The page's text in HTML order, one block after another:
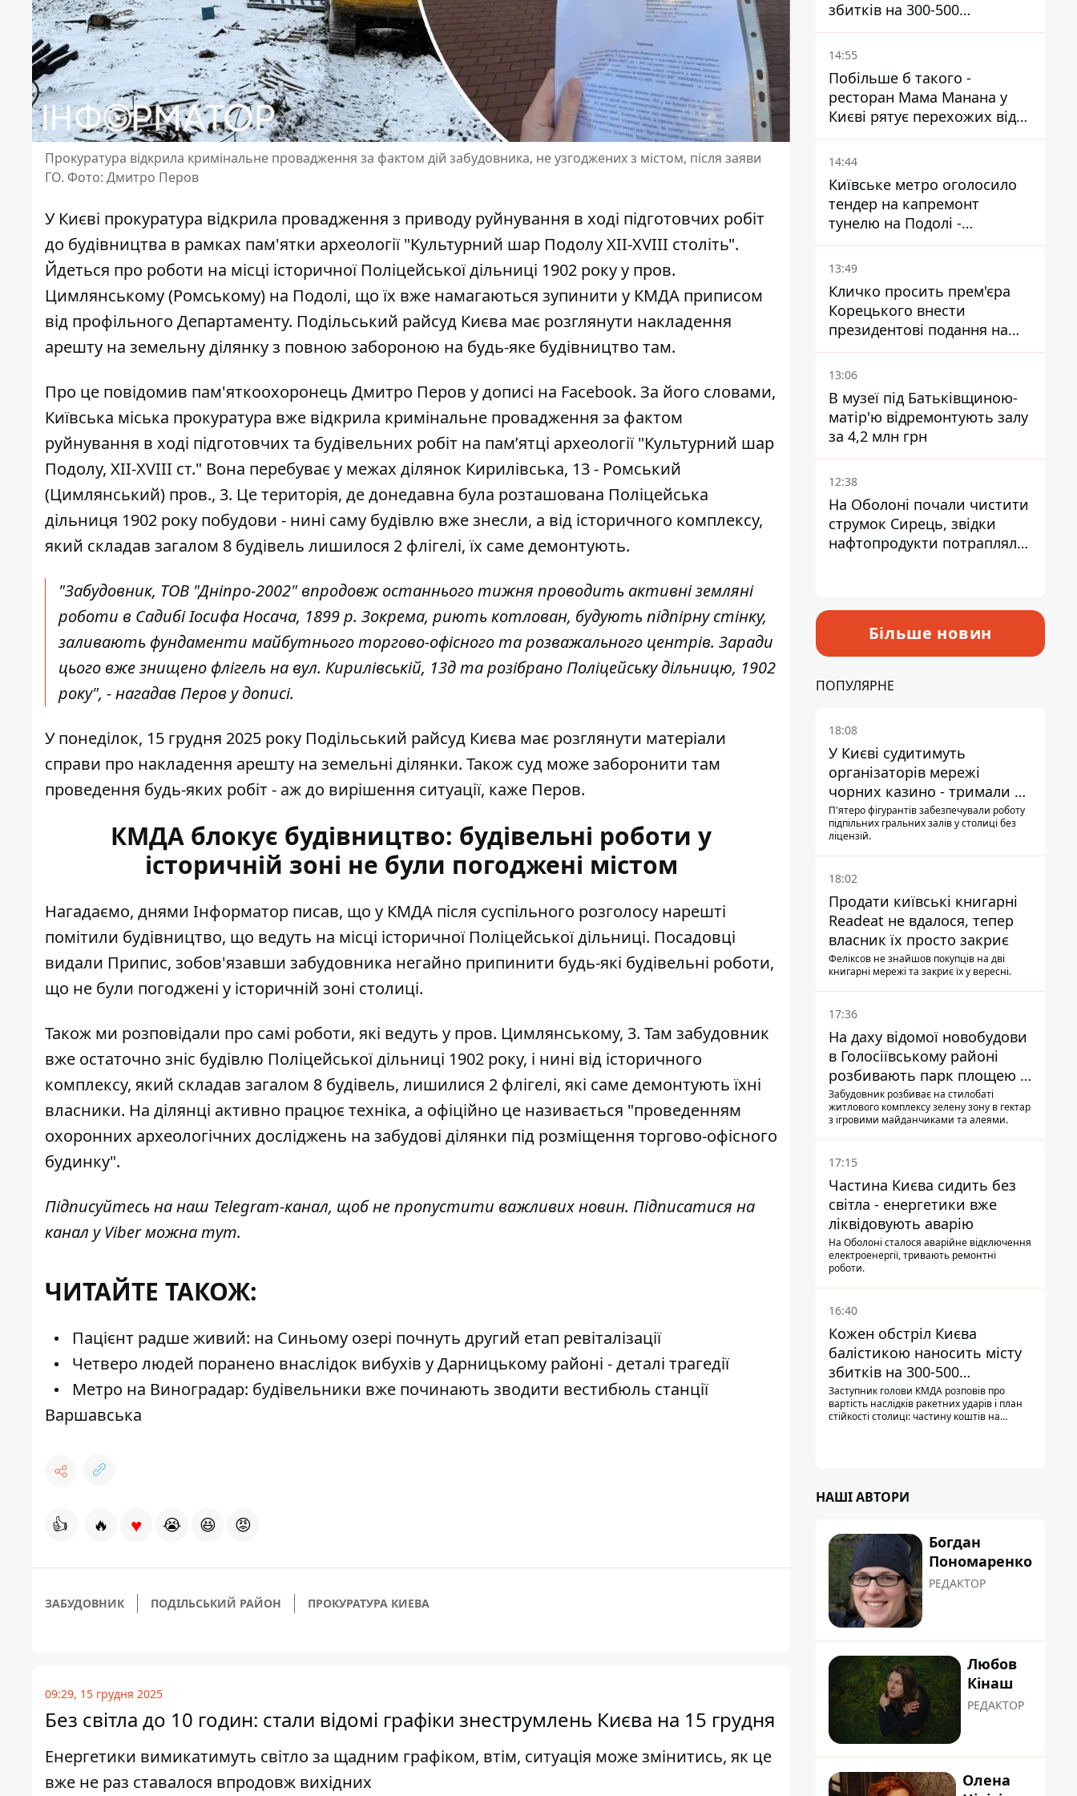
Прокуратура відкрила кримінальне провадження за фактом дій забудовника, не узгоджених з містом, після заяви
ГО. Фото: Дмитро Перов
У Києві прокуратура відкрила провадження з приводу руйнування в ході підготовчих робіт
до будівництва в рамках пам'ятки археології "Культурний шар Подолу XII-XVIII століть".
Йдеться про роботи на місці історичної Поліцейської дільниці 1902 року у пров.
Цимлянському (Ромському) на Подолі, що їх вже намагаються зупинити у КМДА приписом
від профільного Департаменту. Подільський райсуд Києва має розглянути накладення
арешту на земельну ділянку з повною забороною на будь-яке будівництво там.
Про це повідомив пам'яткоохоронець Дмитро Перов у дописі на Facebook. За його словами,
Київська міська прокуратура вже відкрила кримінальне провадження за фактом
руйнування в ході підготовчих та будівельних робіт на памʼятці археології "Культурний шар
Подолу, XII-XVIII ст." Вона перебуває у межах ділянок Кирилівська, 13 - Ромський
(Цимлянський) пров., 3. Це територія, де донедавна була розташована Поліцейська
дільниця 1902 року побудови - нині саму будівлю вже знесли, а від історичного комплексу,
який складав загалом 8 будівель лишилося 2 флігелі, їх саме демонтують.
"Забудовник, ТОВ "Дніпро-2002" впродовж останнього тижня проводить активні земляні
роботи в Садибі Іосифа Носача, 1899 р. Зокрема, риють котлован, будують підпірну стінку,
заливають фундаменти майбутнього торгово-офісного та розважального центрів. Заради
цього вже знищено флігель на вул. Кирилівській, 13д та розібрано Поліцейську дільницю, 1902
року", - нагадав Перов у дописі.
У понеділок, 15 грудня 2025 року Подільський райсуд Києва має розглянути матеріали
справи про накладення арешту на земельні ділянки. Також суд може заборонити там
проведення будь-яких робіт - аж до вирішення ситуації, каже Перов.
КМДА блокує будівництво: будівельні роботи у
історичній зоні не були погоджені містом
Нагадаємо, днями Інформатор писав, що у КМДА після суспільного розголосу нарешті
помітили будівництво, що ведуть на місці історичної Поліцейської дільниці. Посадовці
видали Припис, зобов'язавши забудовника негайно припинити будь-які будівельні роботи,
що не були погоджені у історичній зоні столиці.
Також ми розповідали про самі роботи, які ведуть у пров. Цимлянському, 3. Там забудовник
вже остаточно зніс будівлю Поліцейської дільниці 1902 року, і нині від історичного
комплексу, який складав загалом 8 будівель, лишилися 2 флігелі, які саме демонтують їхні
власники. На ділянці активно працює техніка, а офіційно це називається "проведенням
охоронних археологічних досліджень на забудові ділянки під розміщення торгово-офісного
будинку".
Підписуйтесь на наш Telegram-канал, щоб не пропустити важливих новин. Підписатися на
канал у Viber можнатут.
ЧИТАЙТЕ ТАКОЖ:
Пацієнт радше живий: на Синьому озері почнуть другий етап ревіталізації
Четверо людей поранено внаслідок вибухів у Дарницькому районі - деталі трагедії
Метро на Виноградар: будівельники вже починають зводити вестибюль станції
Варшавська
👍 🔥 ♥ 😭 😆 😡
ЗАБУДОВНИК ПОДІЛЬСЬКИЙ РАЙОН ПРОКУРАТУРА КИЕВА
09:29, 15 грудня 2025
Без світла до 10 годин: стали відомі графіки знеструмлень Києва на 15 грудня
Енергетики вимикатимуть світло за щадним графіком, втім, ситуація може змінитись, як це
вже не раз ставалося впродовж вихідних
збитків на 300-500
мільйонів - Петро
Пантелеєв
14:55
Побільше б такого -
ресторан Мама Манана у
Києві рятує перехожих від
спеки
14:44
Київське метро оголосило
тендер на капремонт
тунелю на Подолі -
триватиме майже два роки
13:49
Кличко просить прем'єра
Корецького внести
президентові подання на
звільнення володаря
Троєщини Бахматова
13:06
В музеї під Батьківщиною-
матір'ю відремонтують залу
за 4,2 млн грн
12:38
На Оболоні почали чистити
струмок Сирець, звідки
нафтопродукти потрапляли
Більше новин
ПОПУЛЯРНЕ
18:08
У Києві судитимуть
організаторів мережі
чорних казино - тримали 39
закладів
П'ятеро фігурантів забезпечували роботу
підпільних гральних залів у столиці без
ліцензій.
18:02
Продати київські книгарні
Readeat не вдалося, тепер
власник їх просто закриє
Феліксов не знайшов покупців на дві
книгарні мережі та закриє їх у вересні.
17:36
На даху відомої новобудови
в Голосіївському районі
розбивають парк площею в
гектар
Забудовник розбиває на стилобаті
житлового комплексу зелену зону в гектар
з ігровими майданчиками та алеями.
17:15
Частина Києва сидить без
світла - енергетики вже
ліквідовують аварію
На Оболоні сталося аварійне відключення
електроенергії, тривають ремонтні
роботи.
16:40
Кожен обстріл Києва
балістикою наносить місту
збитків на 300-500
мільйонів - Петро
Пантелеєв
Заступник голови КМДА розповів про
вартість наслідків ракетних ударів і план
стійкості столиці: частину коштів на
НАШІ АВТОРИ
Богдан
Пономаренко
РЕДАКТОР
Любов
Кінаш
РЕДАКТОР
Олена